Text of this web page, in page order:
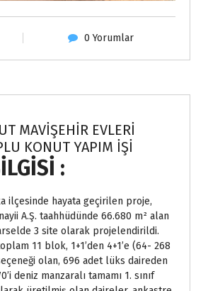
0 Yorumlar
MAVİŞEHİR EVLERİ
KONUT YAPIM İŞİ
:
ilçesinde hayata geçirilen proje,
A.Ş. taahhüdünde 66.680 m² alan
3 site olarak projelendirildi.
11 blok, 1+1’den 4+1’e (64- 268
olan, 696 adet lüks daireden
deniz manzaralı tamamı 1. sınıf